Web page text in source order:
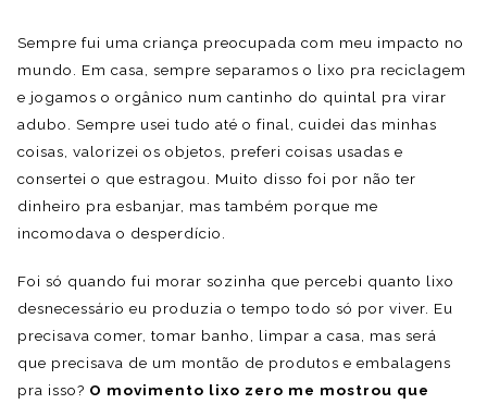
Sempre fui uma criança preocupada com meu impacto no
mundo. Em casa, sempre separamos o lixo pra reciclagem
e jogamos o orgânico num cantinho do quintal pra virar
adubo. Sempre usei tudo até o final, cuidei das minhas
coisas, valorizei os objetos, preferi coisas usadas e
consertei o que estragou. Muito disso foi por não ter
dinheiro pra esbanjar, mas também porque me
incomodava o desperdício.
Foi só quando fui morar sozinha que percebi quanto lixo
desnecessário eu produzia o tempo todo só por viver. Eu
precisava comer, tomar banho, limpar a casa, mas será
que precisava de um montão de produtos e embalagens
pra isso? O movimento lixo zero me mostrou que